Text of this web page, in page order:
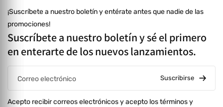
¡Suscríbete a nuestro boletín y entérate antes que nadie de las
promociones!
Suscríbete a nuestro boletín y sé el primero
en enterarte de los nuevos lanzamientos.
Correo electrónico Suscribirse
Acepto recibir correos electrónicos y acepto los términos y